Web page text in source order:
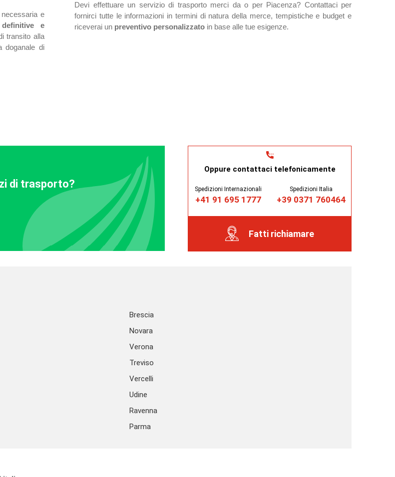
e
e
transito alla
doganale di
Devi effettuare un servizio di trasporto merci da o per Piacenza? Contattaci per
fornirci tutte le informazioni in termini di natura della merce, tempistiche e budget e
riceverai un preventivo personalizzato in base alle tue esigenze.
di trasporto?
Oppure contattaci telefonicamente
Spedizioni Internazionali
+41 91 695 1777
Spedizioni Italia
+39 0371 760464
Fatti richiamare
Brescia
Novara
Verona
Treviso
Vercelli
Udine
Ravenna
Parma